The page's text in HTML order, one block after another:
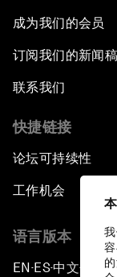
成为我们的会员
订阅我们的新闻稿
联系我们
快捷链接
论坛可持续性
工作机会
语言版本
EN ▪ ES▪中文▪ 日本